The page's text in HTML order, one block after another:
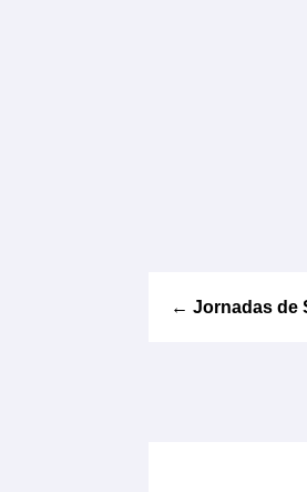
←Jornadas de